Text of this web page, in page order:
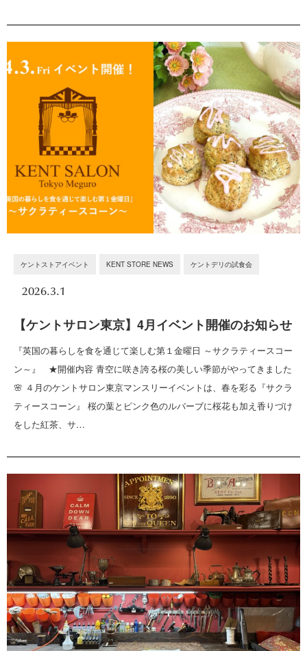
ケントストアイベント KENT STORE NEWS ケントデリの試食会
2026.3.1
【ケントサロン東京】4月イベント開催のお知らせ
『英国の暮らしを食を通じて楽しむ第１金曜日 ～サクラティースコー
ン～』 ★開催内容 青空に咲き誇る桜の美しい季節がやってきました
🌸 ４月のケントサロン東京マンスリーイベントは、春を彩る『サクラ
ティースコーン』 桜の葉とピンク色のルバーブに桜花も加え香りづけ
をした紅茶、サ…